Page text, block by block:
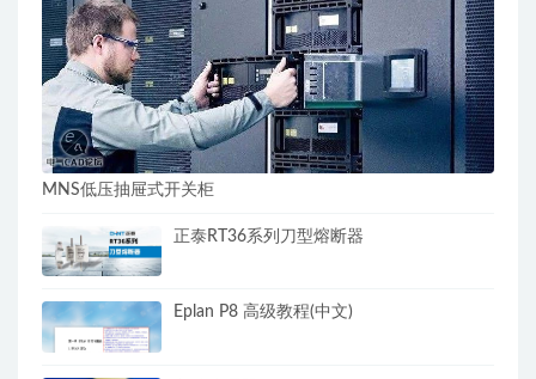
MNS低压抽屉式开关柜
正泰RT36系列刀型熔断器
Eplan P8 高级教程(中文)